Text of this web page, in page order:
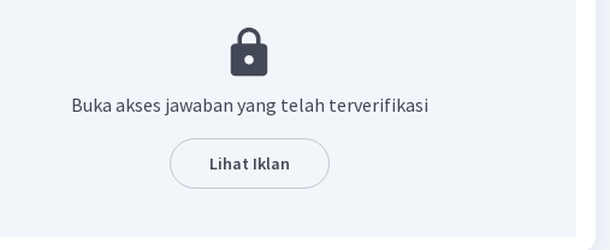
as = percepatan sentripetal (rad/s²)
ω = kecepatan sudut (rad/s)
r = jari-jari lingkaran (meter)
Buka akses jawaban yang telah terverifikasi
Lihat Iklan